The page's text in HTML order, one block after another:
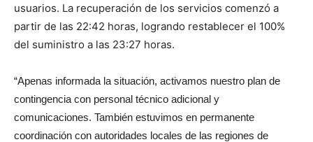
usuarios. La recuperación de los servicios comenzó a
partir de las 22:42 horas, logrando restablecer el 100%
del suministro a las 23:27 horas.
“Apenas informada la situación, activamos nuestro plan de
contingencia con personal técnico adicional y
comunicaciones. También estuvimos en permanente
coordinación con autoridades locales de las regiones de